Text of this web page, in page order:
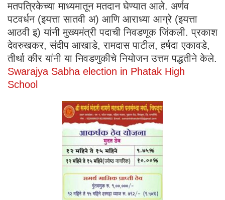
मतपत्रिकेच्या माध्यमातून मतदान घेण्यात आले. अर्णव
पटवर्धन (इयत्ता सातवी अ) आणि आराध्या आग्रे (इयत्ता
आठवी इ) यांनी मुख्यमंत्री पदाची निवडणूक जिंकली. प्रकाश
देवरुखकर, संदीप आखाडे, रामदास पाटील, हर्षदा एकावडे,
तीर्था कीर यांनी या निवडणुकीचे नियोजन उत्तम पद्धतीने केले.
Swarajya Sabha election in Phatak High
School